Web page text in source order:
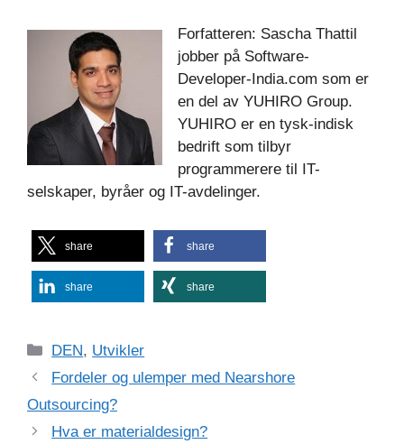
Forfatteren: Sascha Thattil
jobber på Software-
Developer-India.com som er
en del av YUHIRO Group.
YUHIRO er en tysk-indisk
bedrift som tilbyr
programmerere til IT-
selskaper, byråer og IT-avdelinger.
share share
share share
Kategorier
DEN, Utvikler
Fordeler og ulemper med Nearshore
Outsourcing?
Hva er materialdesign?